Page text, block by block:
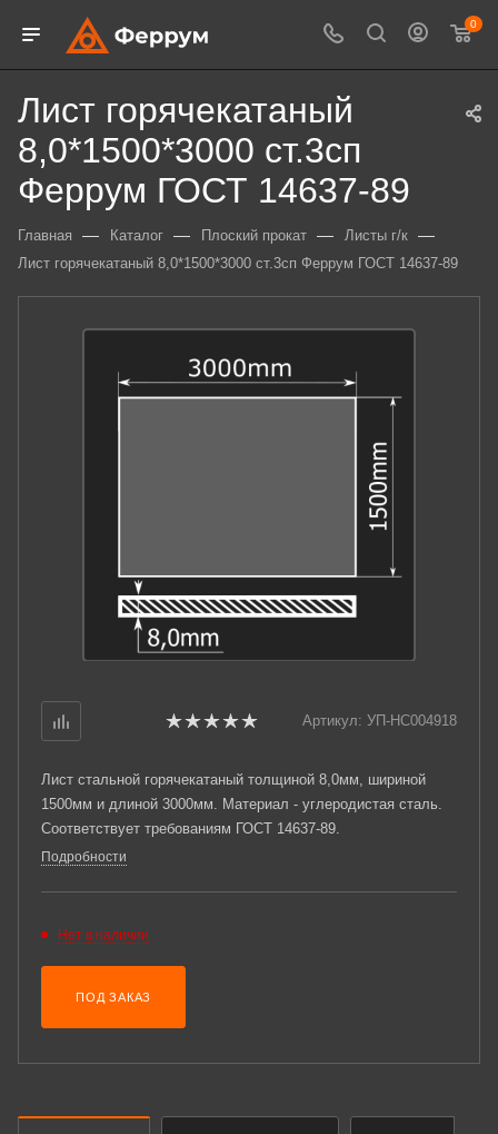
0
Лист горячекатаный
8,0*1500*3000 ст.3сп
Феррум ГОСТ 14637-89
Главная — Каталог — Плоский прокат — Листы г/к —
Лист горячекатаный 8,0*1500*3000 ст.3сп Феррум ГОСТ 14637-89
Артикул: УП-НС004918
Лист стальной горячекатаный толщиной 8,0мм, шириной
1500мм и длиной 3000мм. Материал - углеродистая сталь.
Соответствует требованиям ГОСТ 14637-89.
Подробности
Нет в наличии
ПОД ЗАКАЗ